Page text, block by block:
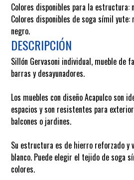
Colores disponibles para la estructura:
Colores disponibles de soga símil yute:
negro.
DESCRIPCIÓN
Sillón Gervasoni individual, mueble de
barras y desayunadores.
Los muebles con diseño Acapulco son
espacios y son resistentes para
balcones o jardines.
Su estructura es de hierro reforzado y
blanco. Puede elegir el tejido de soga
colores.